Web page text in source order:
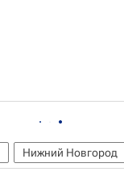
Нижний Новгород